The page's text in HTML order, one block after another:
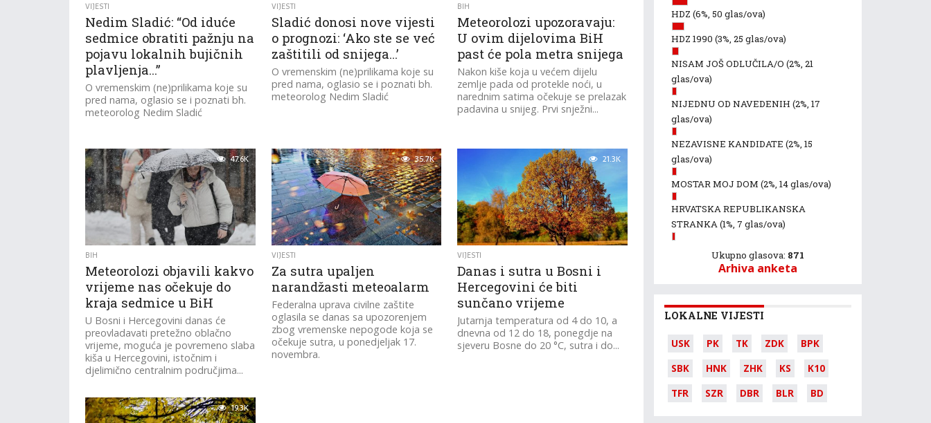
VIJESTI
Nedim Sladić: “Od iduće
sedmice obratiti pažnju na
pojavu lokalnih bujičnih
plavljenja…”
O vremenskim (ne)prilikama koje su
pred nama, oglasio se i poznati bh.
meteorolog Nedim Sladić
VIJESTI
Sladić donosi nove vijesti
o prognozi: ‘Ako ste se već
zaštitili od snijega…’
O vremenskim (ne)prilikama koje su
pred nama, oglasio se i poznati bh.
meteorolog Nedim Sladić
BIH
Meteorolozi upozoravaju:
U ovim dijelovima BiH
past će pola metra snijega
Nakon kiše koja u većem dijelu
zemlje pada od protekle noći, u
narednim satima očekuje se prelazak
padavina u snijeg. Prvi snježni...
47.6K
BIH
Meteorolozi objavili kakvo
vrijeme nas očekuje do
kraja sedmice u BiH
U Bosni i Hercegovini danas će
preovladavati pretežno oblačno
vrijeme, moguća je povremeno slaba
kiša u Hercegovini, istočnim i
djelimično centralnim područjima...
35.7K
VIJESTI
Za sutra upaljen
narandžasti meteoalarm
Federalna uprava civilne zaštite
oglasila se danas sa upozorenjem
zbog vremenske nepogode koja se
očekuje sutra, u ponedjeljak 17.
novembra.
21.3K
VIJESTI
Danas i sutra u Bosni i
Hercegovini će biti
sunčano vrijeme
Jutarnja temperatura od 4 do 10, a
dnevna od 12 do 18, ponegdje na
sjeveru Bosne do 20 °C, sutra i do...
19.3K
HDZ (6%, 50 glas/ova)
HDZ 1990 (3%, 25 glas/ova)
NISAM JOŠ ODLUČILA/O (2%, 21
glas/ova)
NIJEDNU OD NAVEDENIH (2%, 17
glas/ova)
NEZAVISNE KANDIDATE (2%, 15
glas/ova)
MOSTAR MOJ DOM (2%, 14 glas/ova)
HRVATSKA REPUBLIKANSKA
STRANKA(1%, 7 glas/ova)
Ukupno glasova: 871
Arhiva anketa
LOKALNE VIJESTI
USK PK TK ZDK
BPK
SBK
HNK ZHK KS
K10
TFR
SZR DBR BLR BD